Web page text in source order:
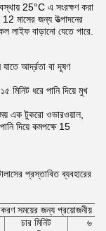
25°C এ সংরক্ষণ করা
মাসের জন্য উত্পাদনের
লাইফ বাড়ানো যেতে পারে.
যাতে আর্দ্রতা বা দূষণ
ধরে পানি দিয়ে মুখ
এক টুকরো ওভারওয়াল,
দিয়ে কমপক্ষে 15
প্রস্তাবিত ব্যবহারের
সময়ের জন্য প্রয়োজনীয়
চার মিনিট
৬